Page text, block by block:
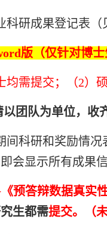
研成果登记表（
版（仅针对博士
均需提交；（2）
以团队为单位，收
间科研和奖励情
会显示所有成果
《预答辩数据真实
生都需提交。（